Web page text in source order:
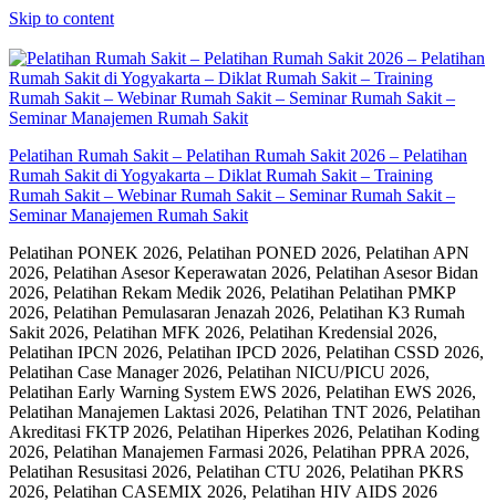
Skip to content
Pelatihan Rumah Sakit – Pelatihan Rumah Sakit 2026 – Pelatihan
Rumah Sakit di Yogyakarta – Diklat Rumah Sakit – Training
Rumah Sakit – Webinar Rumah Sakit – Seminar Rumah Sakit –
Seminar Manajemen Rumah Sakit
Pelatihan PONEK 2026, Pelatihan PONED 2026, Pelatihan APN
2026, Pelatihan Asesor Keperawatan 2026, Pelatihan Asesor Bidan
2026, Pelatihan Rekam Medik 2026, Pelatihan Pelatihan PMKP
2026, Pelatihan Pemulasaran Jenazah 2026, Pelatihan K3 Rumah
Sakit 2026, Pelatihan MFK 2026, Pelatihan Kredensial 2026,
Pelatihan IPCN 2026, Pelatihan IPCD 2026, Pelatihan CSSD 2026,
Pelatihan Case Manager 2026, Pelatihan NICU/PICU 2026,
Pelatihan Early Warning System EWS 2026, Pelatihan EWS 2026,
Pelatihan Manajemen Laktasi 2026, Pelatihan TNT 2026, Pelatihan
Akreditasi FKTP 2026, Pelatihan Hiperkes 2026, Pelatihan Koding
2026, Pelatihan Manajemen Farmasi 2026, Pelatihan PPRA 2026,
Pelatihan Resusitasi 2026, Pelatihan CTU 2026, Pelatihan PKRS
2026, Pelatihan CASEMIX 2026, Pelatihan HIV AIDS 2026